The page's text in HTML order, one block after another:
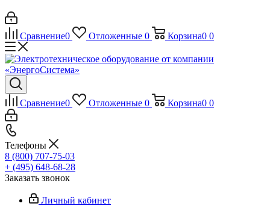
Сравнение0 Отложенные 0 Корзина0 0
Сравнение0 Отложенные 0 Корзина0 0
Телефоны
8 (800) 707-75-03
+ (495) 648-68-28
Заказать звонок
Личный кабинет